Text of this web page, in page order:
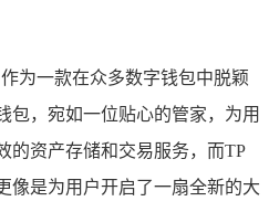
为一款在众多数字钱包中脱颖
包，宛如一位贴心的管家，为用
的资产存储和交易服务，而TP
像是为用户开启了一扇全新的大